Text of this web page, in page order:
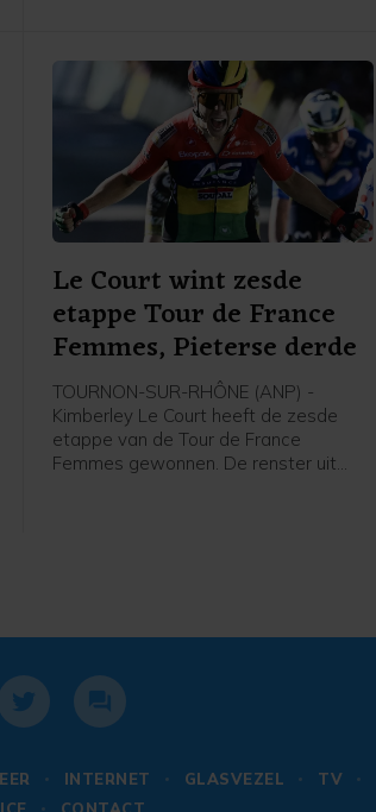
Le Court wint zesde
etappe Tour de France
Femmes, Pieterse derde
TOURNON-SUR-RHÔNE (ANP) -
Kimberley Le Court heeft de zesde
etappe van de Tour de France
Femmes gewonnen. De renster uit
INTERNET GLASVEZEL TV